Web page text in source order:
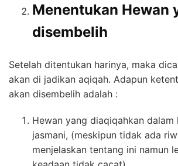
Menentukan Hewan
disembelih
Setelah ditentukan harinya, maka
akan di jadikan aqiqah. Adapun
akan disembelih adalah :
Hewan yang diaqiqahkan dalam
jasmani, (meskipun tidak ada
menjelaskan tentang ini namun